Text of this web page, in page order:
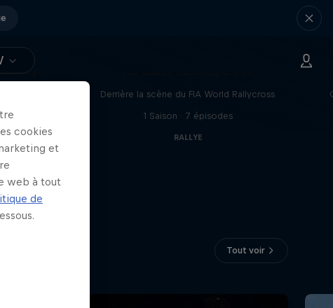
Derrière la scène du FIA World Rallycross
1 Saison · 7 épisodes
RALLYE
Tout voir
cookies
et
web à tout
de